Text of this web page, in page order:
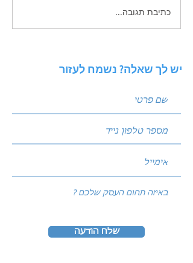
זכויות יוצרים בשיווק
הדיגיטלי - בעידן הAI
כתיבת תגובה...
יש לך שאלה? נשמח לעזור
שלח הודעה